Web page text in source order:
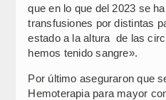
que en lo que del 2023 se
transfusiones por distintas
estado a la altura de las
hemos tenido sangre».
Por último aseguraron que
Hemoterapia para mayor